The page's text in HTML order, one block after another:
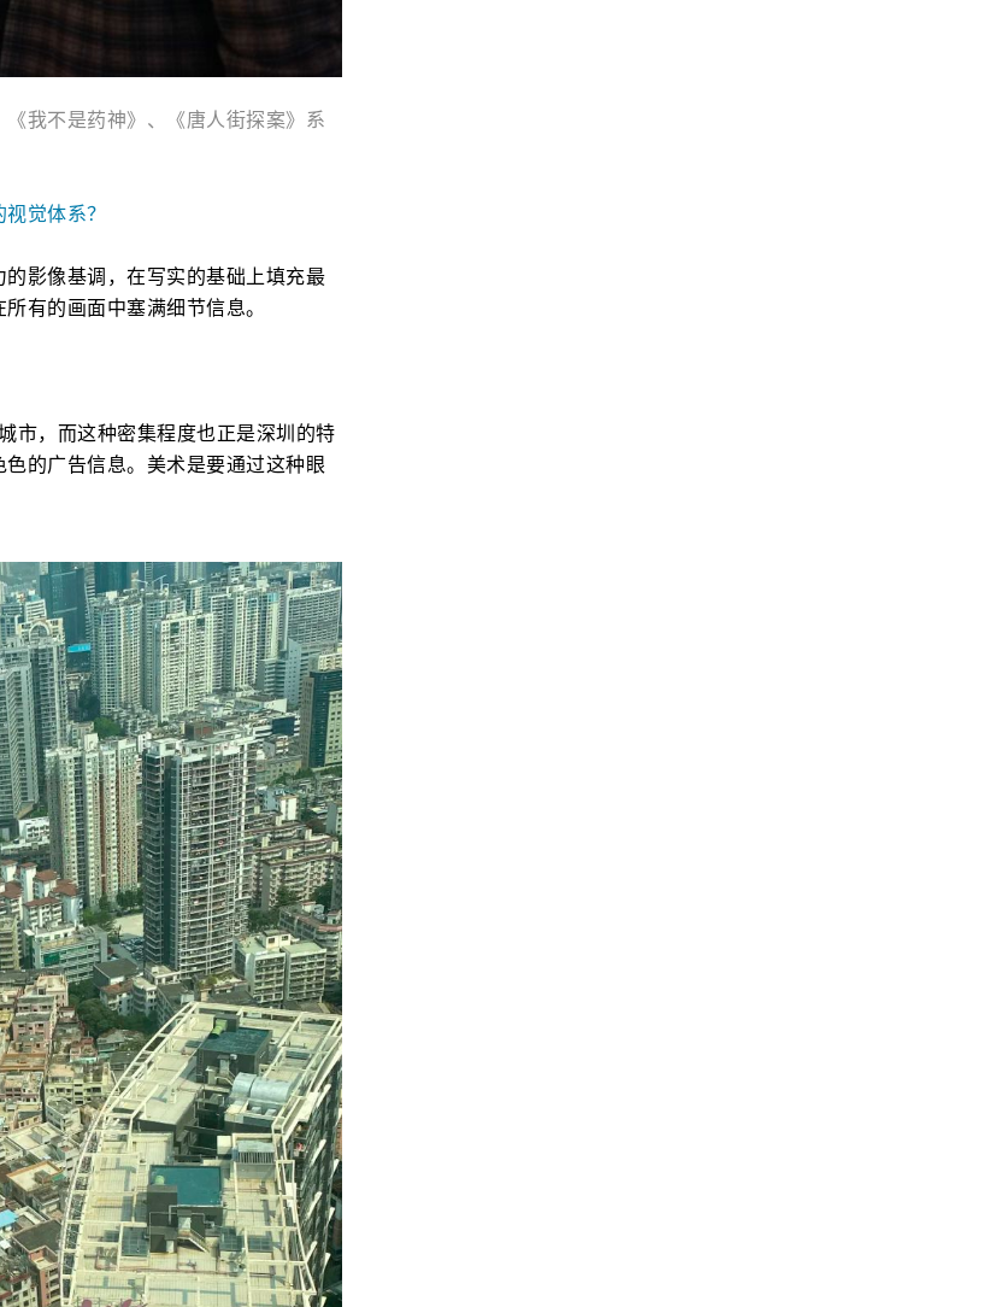
我不是药神》、《唐人街探案》系
觉体系？
影像基调，在写实的基础上填充最
有的画面中塞满细节信息。
市，而这种密集程度也正是深圳的特
的广告信息。美术是要通过这种眼